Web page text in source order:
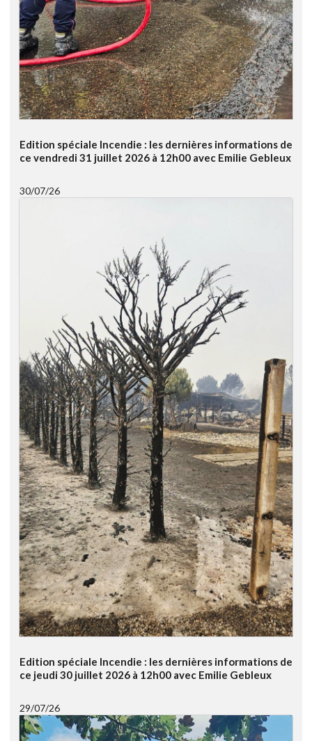
Edition spéciale Incendie : les dernières informations de
ce vendredi 31 juillet 2026 à 12h00 avec Emilie Gebleux
30/07/26
Edition spéciale Incendie : les dernières informations de
ce jeudi 30 juillet 2026 à 12h00 avec Emilie Gebleux
29/07/26